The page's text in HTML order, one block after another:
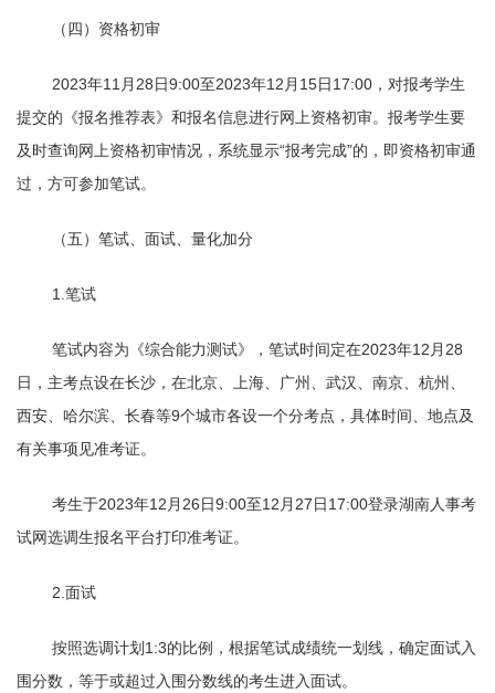
（四）资格初审
2023年11月28日9:00至2023年12月 15日17:00 ，对报考学生
提交的《报名推荐表》和报名信息进行网上资格初审。报考学生要
及时查询网上资格初审情况，系统显示“报考完成”的，即资格初审通
过，方可参加笔试。
（五）笔试、面试、量化加分
1.笔试
笔试内容为《综合能力测试》，笔试时间定在2023年12月28
日，主考点设在长沙，在北京、上海、广州、武汉、南京、杭州、
西安、哈尔滨、长春等9个城市各设一个分考点，具体时间、地点及
有关事项见准考证。
考生于2023年12月26日9:00至12月27日17:00登录湖南人事考
试网选调生报名平台打印准考证。
2.面试
按照选调计划 1:3的比例，根据笔试成绩统一划线，确定面试入
围分数，等于或超过入围分数线的考生进入面试。